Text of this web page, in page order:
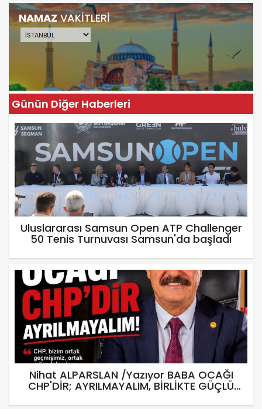
NAMAZVAKİTLERİ
Günün Diğer Haberleri
Uluslararası Samsun Open ATP Challenger
50 Tenis Turnuvası Samsun'da başladı
Nihat ALPARSLAN /Yazıyor BABA OCAĞI
CHP'DİR; AYRILMAYALIM, BİRLİKTE GÜÇLÜ